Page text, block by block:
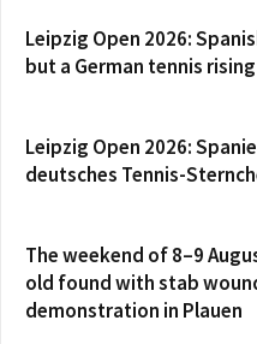
Leipzig Open 2026:
but a German tennis
Leipzig Open 2026:
deutsches Tennis-
The weekend of 8–9
old found with stab
demonstration in Plauen